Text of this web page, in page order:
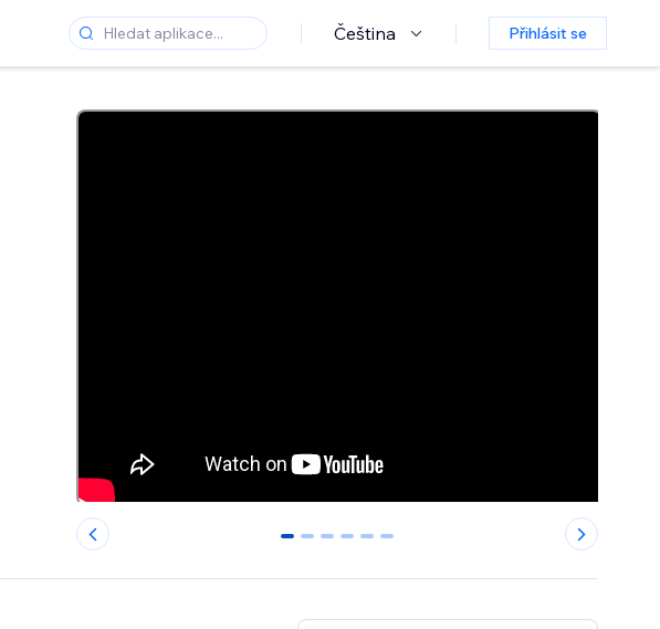
Čeština Přihlásit se
0 1 2 3 4 5